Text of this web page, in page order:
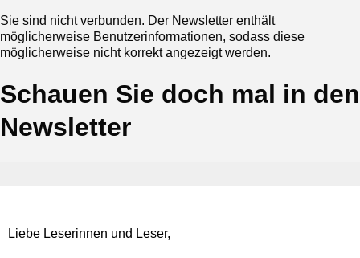
Sie sind nicht verbunden. Der Newsletter enthält
möglicherweise Benutzerinformationen, sodass diese
möglicherweise nicht korrekt angezeigt werden.
Schauen Sie doch mal in den
Newsletter
Liebe Leserinnen und Leser,